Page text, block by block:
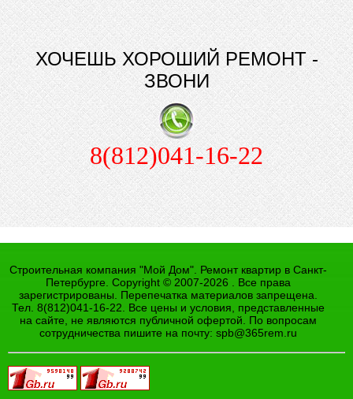
ХОЧЕШЬ ХОРОШИЙ РЕМОНТ -
ЗВОНИ
8(812)041-16-22
Строительная компания "Мой Дом". Ремонт квартир в Санкт-
Петербурге. Copyright © 2007-2026 . Все права
зарегистрированы. Перепечатка материалов запрещена.
Тел. 8(812)041-16-22. Все цены и условия, представленные
на сайте, не являются публичной офертой. По вопросам
сотрудничества пишите на почту: spb@365rem.ru